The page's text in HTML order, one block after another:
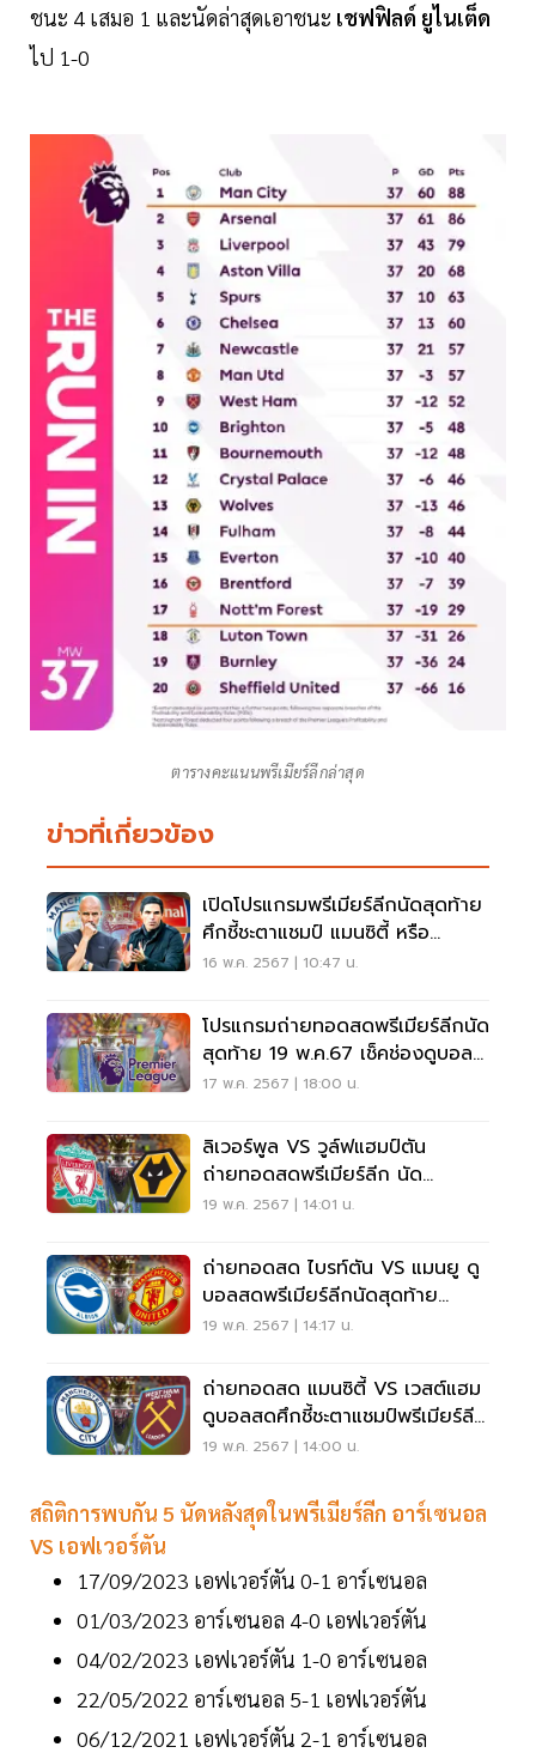
ชนะ 4 เสมอ 1 และนัดล่าสุดเอาชนะ เชฟฟิลด์ ยูไนเต็ด
ไป 1-0
ตารางคะแนนพรีเมียร์ลีกล่าสุด
ข่าวที่เกี่ยวข้อง
เปิดโปรแกรมพรีเมียร์ลีกนัดสุดท้าย
ศึกชี้ชะตาแชมป์ แมนซิตี้ หรือ
อาร์เซนอล
16 พ.ค. 2567 | 10:47 น.
โปรแกรมถ่ายทอดสดพรีเมียร์ลีกนัด
สุดท้าย 19 พ.ค.67 เช็คช่องดูบอล
สดที่นี่
17 พ.ค. 2567 | 18:00 น.
ลิเวอร์พูล VS วูล์ฟแฮมป์ตัน
ถ่ายทอดสดพรีเมียร์ลีก นัด
อำลา"คล็อปป์"
19 พ.ค. 2567 | 14:01 น.
ถ่ายทอดสด ไบรท์ตัน VS แมนยู ดู
บอลสดพรีเมียร์ลีกนัดสุดท้าย
22.00 น.
19 พ.ค. 2567 | 14:17 น.
ถ่ายทอดสด แมนซิตี้ VS เวสต์แฮม
ดูบอลสดศึกชี้ชะตาแชมป์พรีเมียร์ลีก
22.00 น.
19 พ.ค. 2567 | 14:00 น.
สถิติการพบกัน 5 นัดหลังสุดในพรีเมียร์ลีก อาร์เซนอล
VS เอฟเวอร์ตัน
17/09/2023 เอฟเวอร์ตัน 0-1 อาร์เซนอล
01/03/2023 อาร์เซนอล 4-0 เอฟเวอร์ตัน
04/02/2023 เอฟเวอร์ตัน 1-0 อาร์เซนอล
22/05/2022 อาร์เซนอล 5-1 เอฟเวอร์ตัน
06/12/2021 เอฟเวอร์ตัน 2-1 อาร์เซนอล